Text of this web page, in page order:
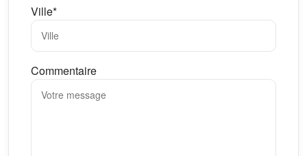
Ville*
Commentaire